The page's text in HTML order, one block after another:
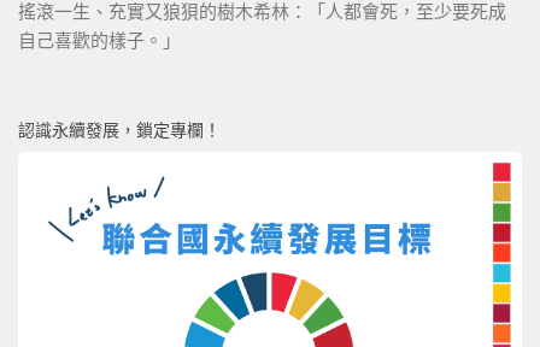
搖滾一生、充實又狼狽的樹木希林：「人都會死，至少要死成
自己喜歡的樣子。」
認識永續發展，鎖定專欄！